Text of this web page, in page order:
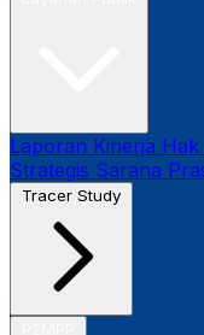
Laporan Kinerja Hak
Strategis Sarana
Tracer Study